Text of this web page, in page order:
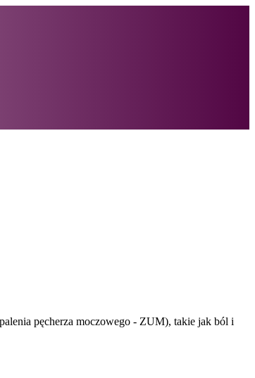
pęcherza moczowego - ZUM), takie jak ból i